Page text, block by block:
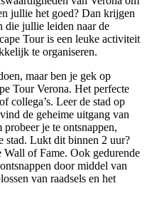
jullie het goed? Dan krijgen
die jullie leiden naar de
Tour is een leuke activiteit
te organiseren.
maar ben je gek op
Tour Verona. Het perfecte
collega’s. Leer de stad op
de geheime uitgang van
je te ontsnappen,
stad. Lukt dit binnen 2 uur?
of Fame. Ook gedurende
door middel van
van raadsels en het